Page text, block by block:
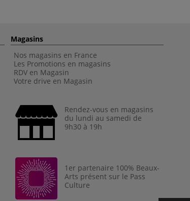
Magasins
Nos magasins en France
Les Promotions en magasins
RDV en Magasin
Votre drive en Magasin
Rendez-vous en magasins
du lundi au samedi de
9h30 à 19h
1er partenaire 100% Beaux-
Arts présent sur le Pass
Culture